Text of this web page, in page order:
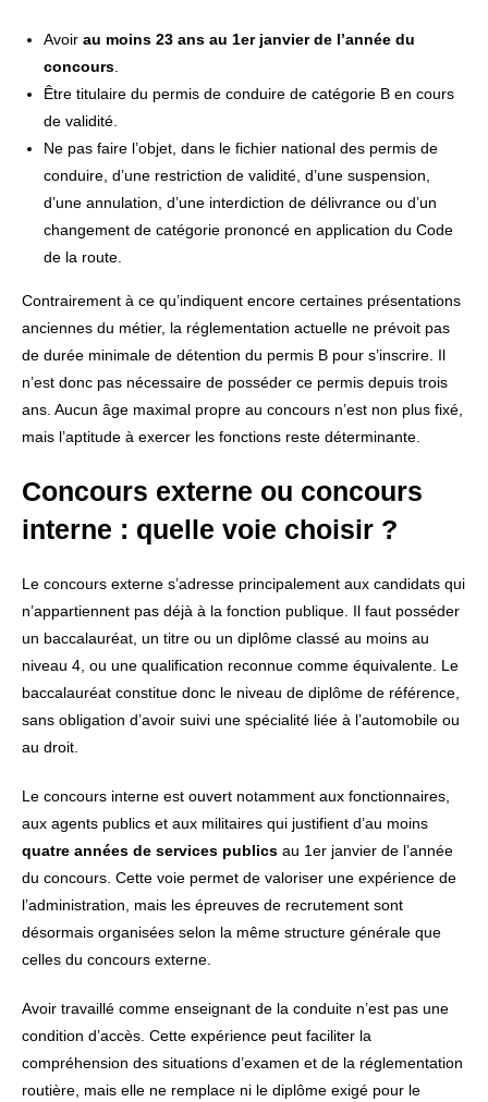
Avoir au moins 23 ans au 1er janvier de l’année du
concours
Être titulaire du permis de conduire de catégorie B en cours
de validité.
Ne pas faire l’objet, dans le fichier national des permis de
conduire, d’une restriction de validité, d’une suspension,
d’une annulation, d’une interdiction de délivrance ou d’un
changement de catégorie prononcé en application du Code
de la route.
Contrairement à ce qu’indiquent encore certaines présentations
anciennes du métier, la réglementation actuelle ne prévoit pas
de durée minimale de détention du permis B pour s’inscrire. Il
n’est donc pas nécessaire de posséder ce permis depuis trois
ans. Aucun âge maximal propre au concours n’est non plus fixé,
mais l’aptitude à exercer les fonctions reste déterminante.
Concours externe ou concours
interne : quelle voie choisir ?
Le concours externe s’adresse principalement aux candidats qui
n’appartiennent pas déjà à la fonction publique. Il faut posséder
un baccalauréat, un titre ou un diplôme classé au moins au
niveau 4, ou une qualification reconnue comme équivalente. Le
baccalauréat constitue donc le niveau de diplôme de référence,
sans obligation d’avoir suivi une spécialité liée à l’automobile ou
au droit.
Le concours interne est ouvert notamment aux fonctionnaires,
aux agents publics et aux militaires qui justifient d’au moins
quatre années de services publics au 1er janvier de l’année
du concours. Cette voie permet de valoriser une expérience de
l’administration, mais les épreuves de recrutement sont
désormais organisées selon la même structure générale que
celles du concours externe.
Avoir travaillé comme enseignant de la conduite n’est pas une
condition d’accès. Cette expérience peut faciliter la
compréhension des situations d’examen et de la réglementation
routière, mais elle ne remplace ni le diplôme exigé pour le